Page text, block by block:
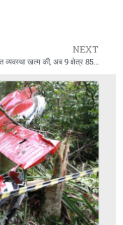
NEXT
RSS ने प्रांत व्यवस्था खत्म की, अब 9 क्षेत्र 85 संभागों में चलेगा संगठन